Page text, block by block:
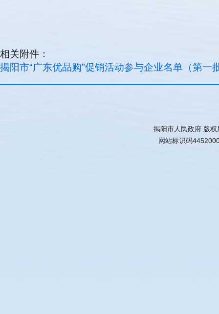
相关附件：
揭阳市“广东优品购”促销活动参与企业名单（第一
揭阳市人民政府 版
网站标识码